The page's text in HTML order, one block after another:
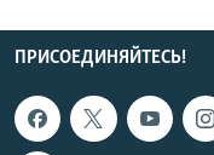
ПРИСОЕДИНЯЙТЕСЬ!